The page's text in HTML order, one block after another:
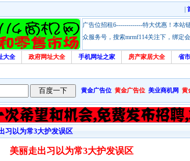
广告位招租6-------------特大优惠！本站
众服务号，搜索mrmf114关注下，绑定
大全 政府网址大全 手机网址之家 房产家居大全 省
黄金广告位 黄金广告位 美业商机网 黄
习以为常3大护发误区
美丽走出习以为常3大护发误区